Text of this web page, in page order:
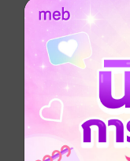
เป็นใหญ่ในโลกใบ
&&&&&
หานเซินเด็กหนุ่ม
ถูกยึด เขาจึงมุ่งมั่
ที่ดีกว่าให้กับชีวิต
ในขณะที่กำลังทด
ไม่ได้อะไร ด้วงสีท